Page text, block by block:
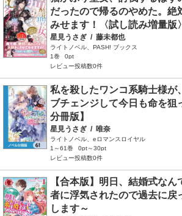
だったので帰るのやめた。絶
みせます！〈試し読み増量版〉
星見うさぎ / 藤未都也
ライトノベル、PASH! ブックス
1巻
0pt
レビュー投稿数0件
私を殺したワンコ系騎士様が
ブチェンジして今日も命を狙
分冊版】
星見うさぎ / 唯奈
ライトノベル、eロマンスロイヤル
1～61巻
0pt～30pt
レビュー投稿数0件
【合本版】明日、結婚式な
者に浮気されたので過去に戻
します～